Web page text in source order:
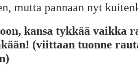
mutta pannaan nyt
kansa tykkää vaikka
(viittaan tuonne